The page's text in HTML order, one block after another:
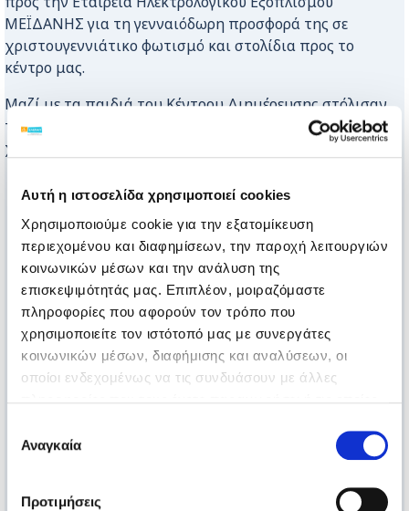
Αυτή η ιστοσελίδα χρησιμοποιεί cookies
Χρησιμοποιούμε cookie για την εξατομίκευση
περιεχομένου και διαφημίσεων, την παροχή λειτουργιών
κοινωνικών μέσων και την ανάλυση της
επισκεψιμότητάς μας. Επιπλέον, μοιραζόμαστε
πληροφορίες που αφορούν τον τρόπο που
χρησιμοποιείτε τον ιστότοπό μας με συνεργάτες
κοινωνικών μέσων, διαφήμισης και αναλύσεων, οι
οποίοι ενδεχομένως να τις συνδυάσουν με άλλες
των υπηρεσιών τους.
συγκατάθεσης
Αναγκαία
Προτιμήσεις
ΜΕΪΔΑΝΗΣ για τη γενναιόδωρη προσφορά της σε
χριστουγεννιάτικο φωτισμό και στολίδια προς το
κέντρο μας.
Μαζί με τα παιδιά του Κέντρου Διημέρευσης στόλισαν
το χριστουγεννιάτικο δέντρο μας, χαρίζοντας στιγμές
χαράς, δημιουργίας και γιορτινής μαγείας.